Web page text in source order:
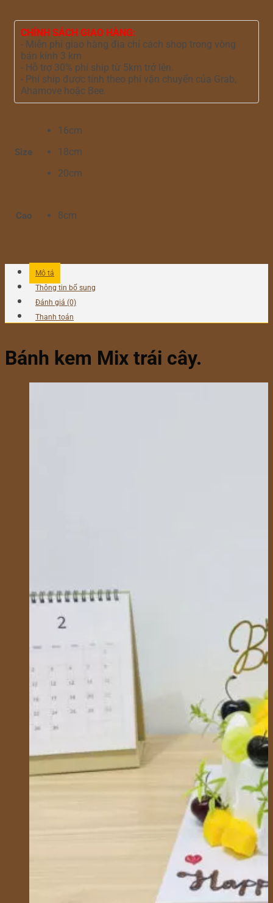
CHÍNH SÁCH GIAO HÀNG:
- Miễn phí giao hàng địa chỉ cách shop trong vòng
bán kính 3 km
- Hỗ trợ 30% phí ship từ 5km trở lên.
- Phí ship được tính theo phí vận chuyển của Grab,
Ahamove hoặc Bee.
Size
16cm
18cm
20cm
Cao 8cm
Mô tả
Thông tin bổ sung
Đánh giá (0)
Thanh toán
Bánh kem Mix trái cây.